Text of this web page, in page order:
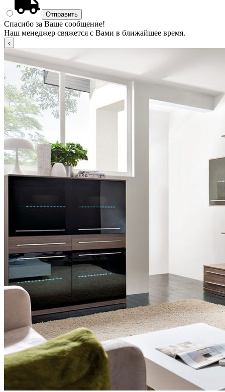
Спасибо за Ваше сообщение!
Наш менеджер свяжется с Вами в ближайшее время.